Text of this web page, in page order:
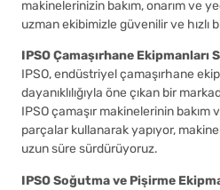
makinelerinizin bakım, onarım ve
uzman ekibimizle güvenilir ve hızlı
IPSO Çamaşırhane Ekipmanları
IPSO, endüstriyel çamaşırhane
dayanıklılığıyla öne çıkan bir
IPSO çamaşır makinelerinin bakım
parçalar kullanarak yapıyor,
uzun süre sürdürüyoruz.
IPSO Soğutma ve Pişirme